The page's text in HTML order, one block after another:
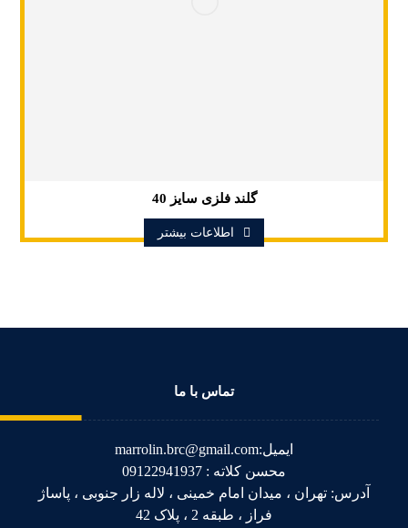
گلند فلزی سایز 40
اطلاعات بیشتر
تماس با ما
ایمیل:marrolin.brc@gmail.com
محسن کلاته : 09122941937
آدرس: تهران ، میدان امام خمینی ، لاله زار جنوبی ، پاساژ
فراز ، طبقه 2 ، پلاک 42